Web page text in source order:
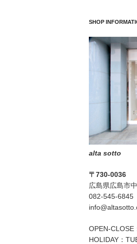
SHOP
alta sotto
〒730-0036
広島県広島市
082-545-6845
OPEN-CLOSE
HOLIDAY：